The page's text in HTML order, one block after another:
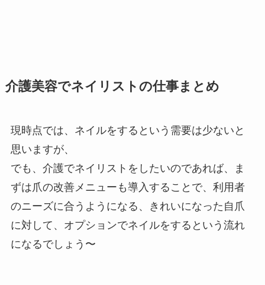
介護美容でネイリストの仕事まとめ
現時点では、ネイルをするという需要は少ないと
思いますが、
でも、介護でネイリストをしたいのであれば、ま
ずは爪の改善メニューも導入することで、利用者
のニーズに合うようになる、きれいになった自爪
に対して、オプションでネイルをするという流れ
になるでしょう〜